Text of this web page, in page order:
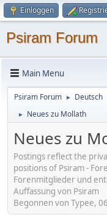
Einloggen
Psiram Forum
Main Menu
Psiram Forum ► Deutsch
► Neues zu Mollath
Neues zu
Postings reflect the
positions of Psiram -
Forenmitglieder und
Auffassung von Psiram
Begonnen von Typee,